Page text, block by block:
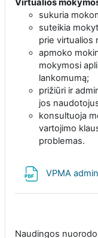
sukuria
suteikia
prie virtualios
apmoko
mokymosi
lankomumą;
prižiūri ir
jos
konsultuoja
vartojimo
problemas.
VPMA
Naudingos